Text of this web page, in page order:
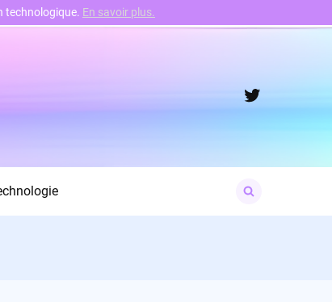
Twitter
for:
technologique. En savoir plus.